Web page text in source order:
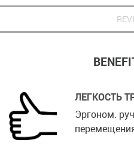
ЛЕГКОСТЬ
Эргоном.